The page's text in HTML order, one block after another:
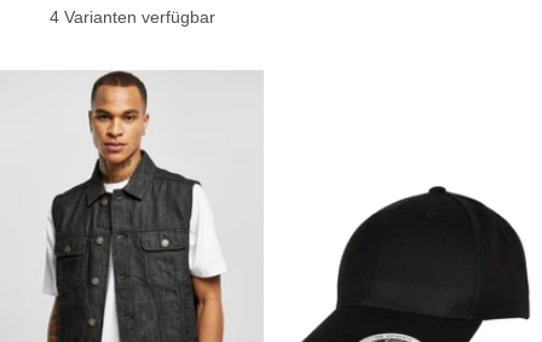
Preis
4 Varianten verfügbar